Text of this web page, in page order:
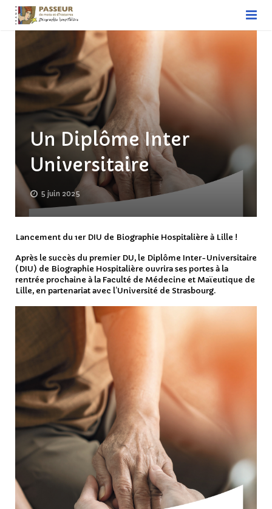
Biographie hospitalière
Devenir biographe hospitalier
Association nationale
Associations régionales
Découvrir notre actualité – L’actualité des
Passeurs
Contact
Un Diplôme Inter
Universitaire
5 juin 2025
Lancement du 1er DIU de Biographie Hospitalière à Lille !
Après le succès du premier DU, le Diplôme Inter-Universitaire
(DIU) de Biographie Hospitalière ouvrira ses portes à la
rentrée prochaine à la Faculté de Médecine et Maïeutique de
Lille, en partenariat avec l’Université de Strasbourg.